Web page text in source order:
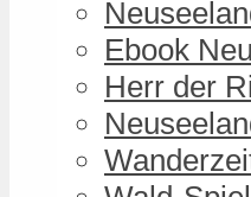
Ebook
Herr der